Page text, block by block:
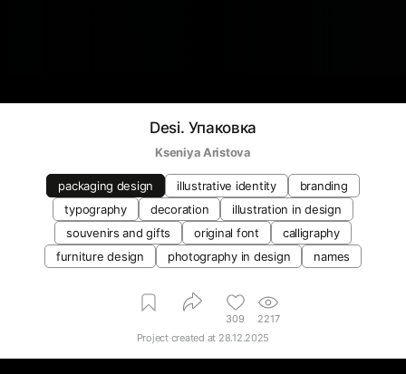
Desi. Упаковка
Kseniya Aristova
packaging design illustrative identity
branding
typography
decoration
illustration in design
souvenirs and gifts
original font
calligraphy
furniture design
photography in design names
309
2217
Project created at 28.12.2025